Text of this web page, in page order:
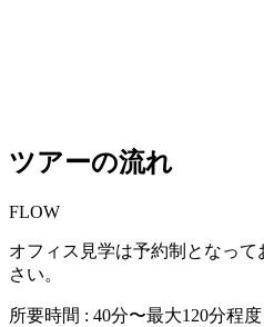
ツアーの流れ
FLOW
オフィス見学は予約制となっ
さい。
所要時間 : 40分〜最大120分程度